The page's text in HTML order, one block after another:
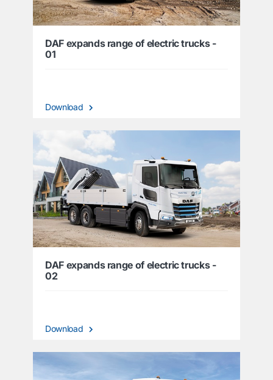
DAF expands range of electric trucks -
01
Download
DAF expands range of electric trucks -
02
Download